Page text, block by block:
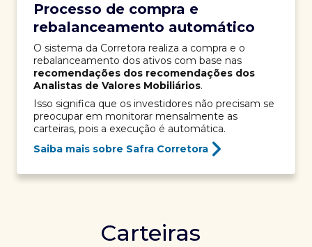
Processo de compra e
rebalanceamento automático
O sistema da Corretora realiza a compra e o
rebalanceamento dos ativos com base nas
recomendações dos recomendações dos
Analistas de Valores Mobiliários.
Isso significa que os investidores não precisam se
preocupar em monitorar mensalmente as
carteiras, pois a execução é automática.
Saiba mais sobre Safra Corretora
Carteiras